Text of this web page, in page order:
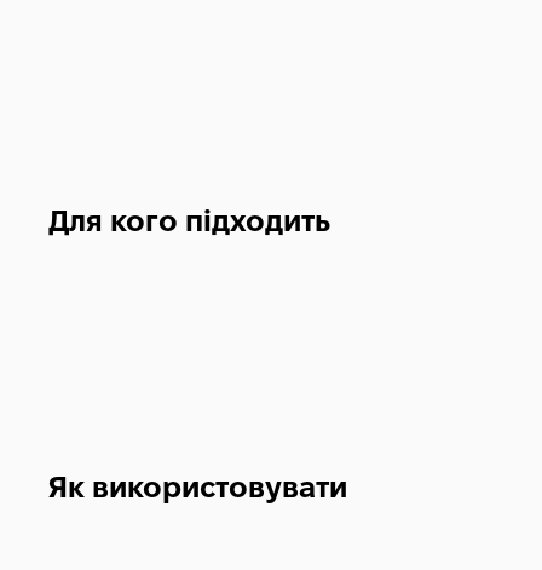
Для кого підходить
Як використовувати